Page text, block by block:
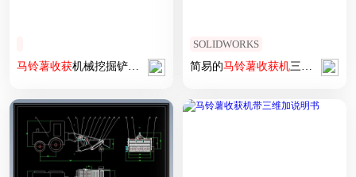
马铃薯收获机械挖掘铲总成
SOLIDWORKS
简易的马铃薯收获机三维模型设计